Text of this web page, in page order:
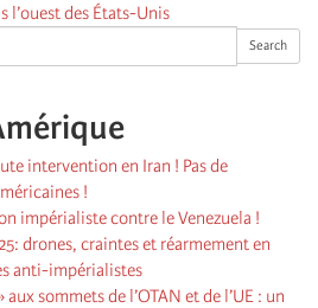
Search
intervention en Iran ! Pas de
!
impérialiste contre le Venezuela !
drones, craintes et réarmement en
anti-impérialistes
sommets de l’OTAN et de l’UE : un
l’ouest des États-Unis